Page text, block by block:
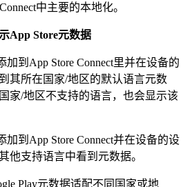
中主要的本地化。
App Store元数据
加到App Store Connect里并在设备的
其所在国家/地区的默认语言元数
家/地区不支持的语言，也会显示该
加到App Store Connect并在设备的设
他支持语言中看到元数据。